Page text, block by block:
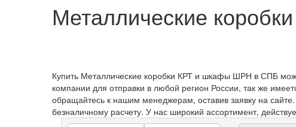
Металлические
Купить Металлические коробки КРТ и шкафы ШРН в СПБ
компании для отправки в любой регион России, так же
обращайтесь к нашим менеджерам, оставив заявку на
безналичному расчету. У нас широкий ассортимент,